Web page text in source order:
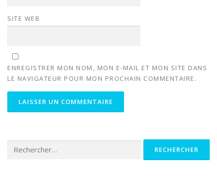
SITE WEB
ENREGISTRER MON NOM, MON E-MAIL ET MON SITE DANS
LE NAVIGATEUR POUR MON PROCHAIN COMMENTAIRE.